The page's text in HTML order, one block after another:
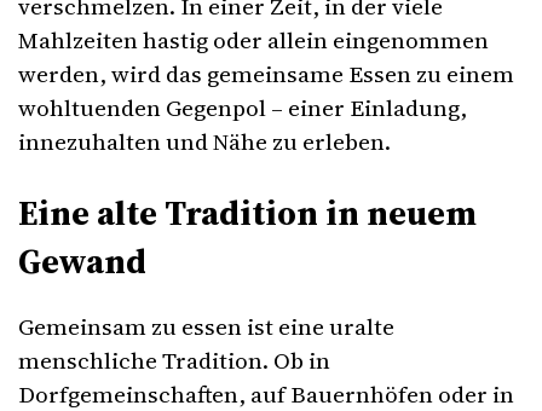
Mahlzeiten hastig oder allein eingenommen
werden, wird das gemeinsame Essen zu einem
wohltuenden Gegenpol – einer Einladung,
innezuhalten und Nähe zu erleben.
Eine alte Tradition in neuem
Gewand
Gemeinsam zu essen ist eine uralte
menschliche Tradition. Ob in
Dorfgemeinschaften, auf Bauernhöfen oder in